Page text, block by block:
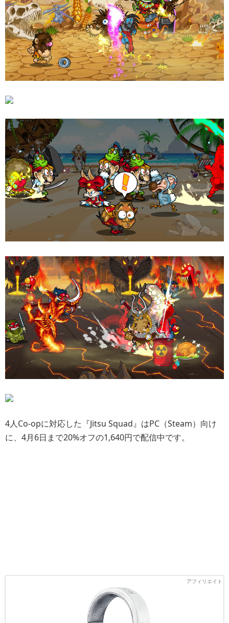
4人Co-opに対応した『Jitsu Squad』はPC（Steam）向け
に、4月6日まで20%オフの1,640円で配信中です。